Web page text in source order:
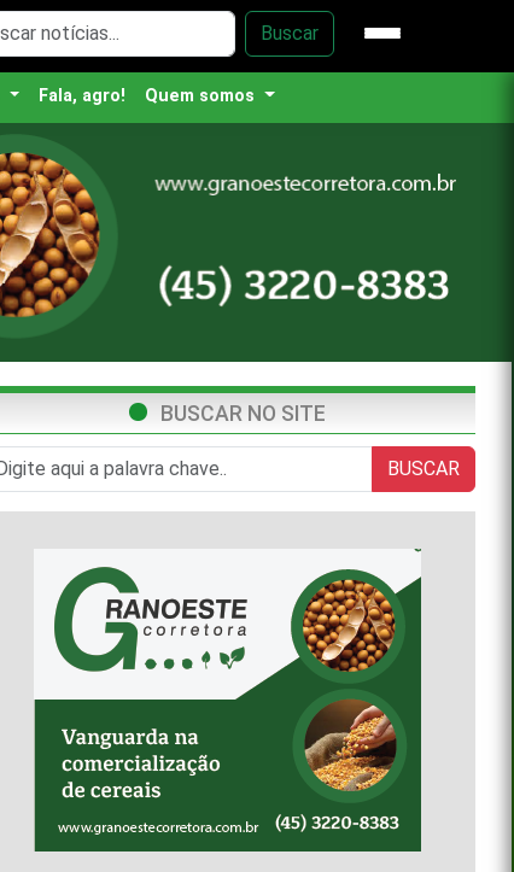
Buscar
Fala, agro! Quem somos
BUSCAR NO SITE
BUSCAR